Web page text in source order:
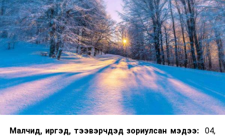
Малчид, иргэд, тээвэрчдэд зориулсан мэдээ:
04,